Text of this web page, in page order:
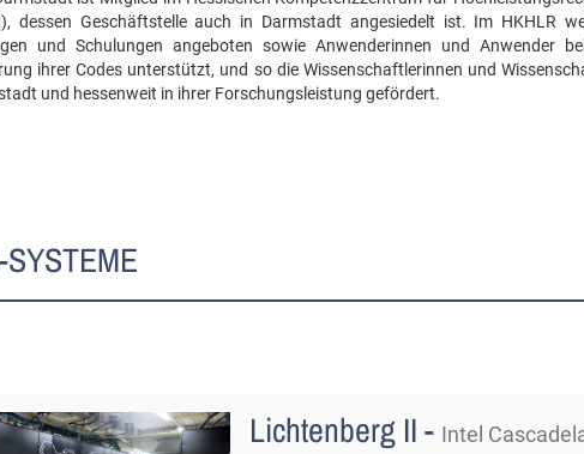
dessen Geschäftstelle auch in Darmstadt angesiedelt ist. Im HKHLR
und Schulungen angeboten sowie Anwenderinnen und Anwender
ihrer Codes unterstützt, und so die Wissenschaftlerinnen und
und hessenweit in ihrer Forschungsleistung gefördert.
Lichtenberg II - Intel